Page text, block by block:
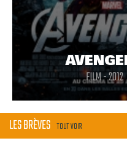
FILM - 2012
LES BRÈVES TOUT VOIR